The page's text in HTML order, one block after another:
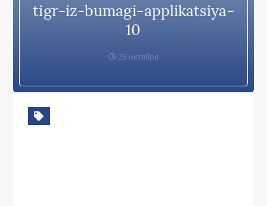
tigr-iz-bumagi-applikatsiya-
10
26 октября